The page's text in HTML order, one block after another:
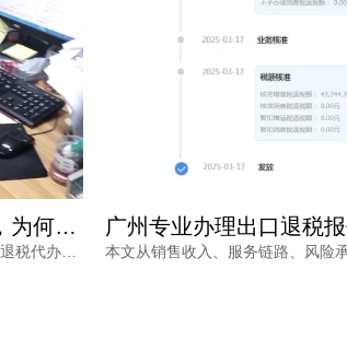
广州出口退税代办收费，为何从几千到上万不等？一文读懂